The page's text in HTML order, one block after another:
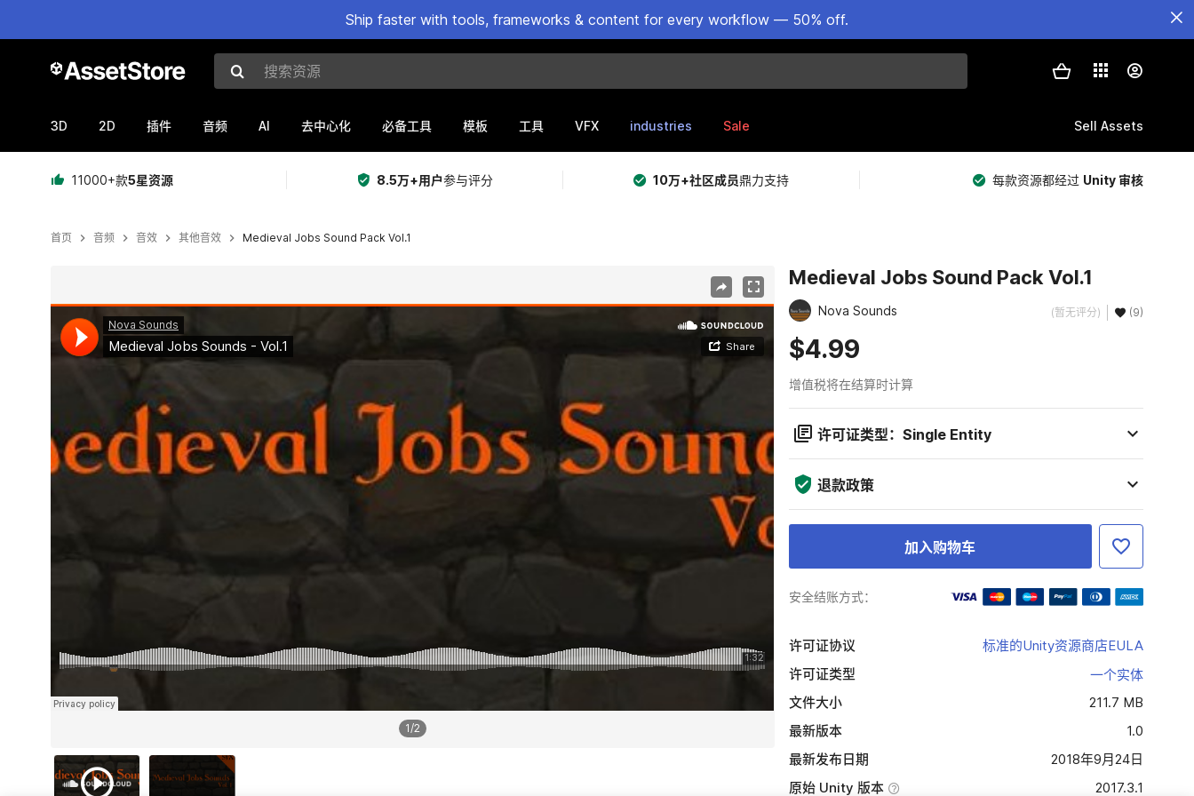
Ship faster with tools, frameworks & content for every workflow — 50% off.
搜索资源
3D 2D 插件 音频 AI 去中心化 必备工具 模板 工具 VFX industries Sale Sell Assets
11000+款5星资源 8.5万+用户参与评分 10万+社区成员鼎力支持 每款资源都经过 Unity 审核
首页 音频 音效 其他音效 Medieval Jobs Sound Pack Vol.1
1/2
Medieval Jobs Sound Pack Vol.1
Nova Sounds (暂无评分) (9)
$4.99
增值税将在结算时计算
许可证类型：Single Entity
退款政策
加入购物车
安全结账方式：
许可证协议
标准的Unity资源商店EULA
许可证类型
一个实体
文件大小
211.7 MB
最新版本
1.0
最新发布日期
2018年9月24日
原始 Unity 版本
2017.3.1